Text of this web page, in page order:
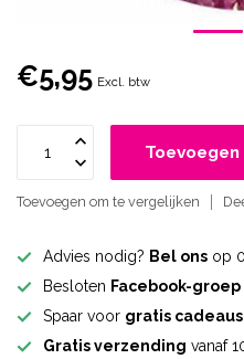
€5,95 Excl. btw
Toevoegen om te vergelijken
Advies nodig? Bel ons op
Besloten Facebook-groep
Spaar voor gratis cadeaus
Gratis verzending vanaf